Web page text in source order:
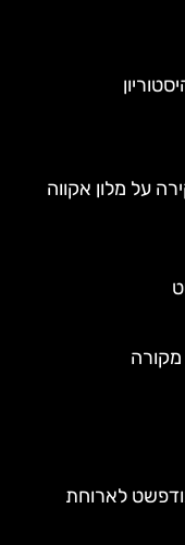
על מלון אקווה
לארוחת